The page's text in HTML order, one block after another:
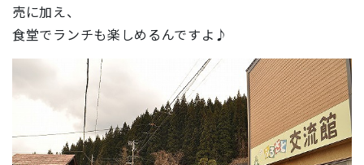
売に加え、
食堂でランチも楽しめるんですよ♪